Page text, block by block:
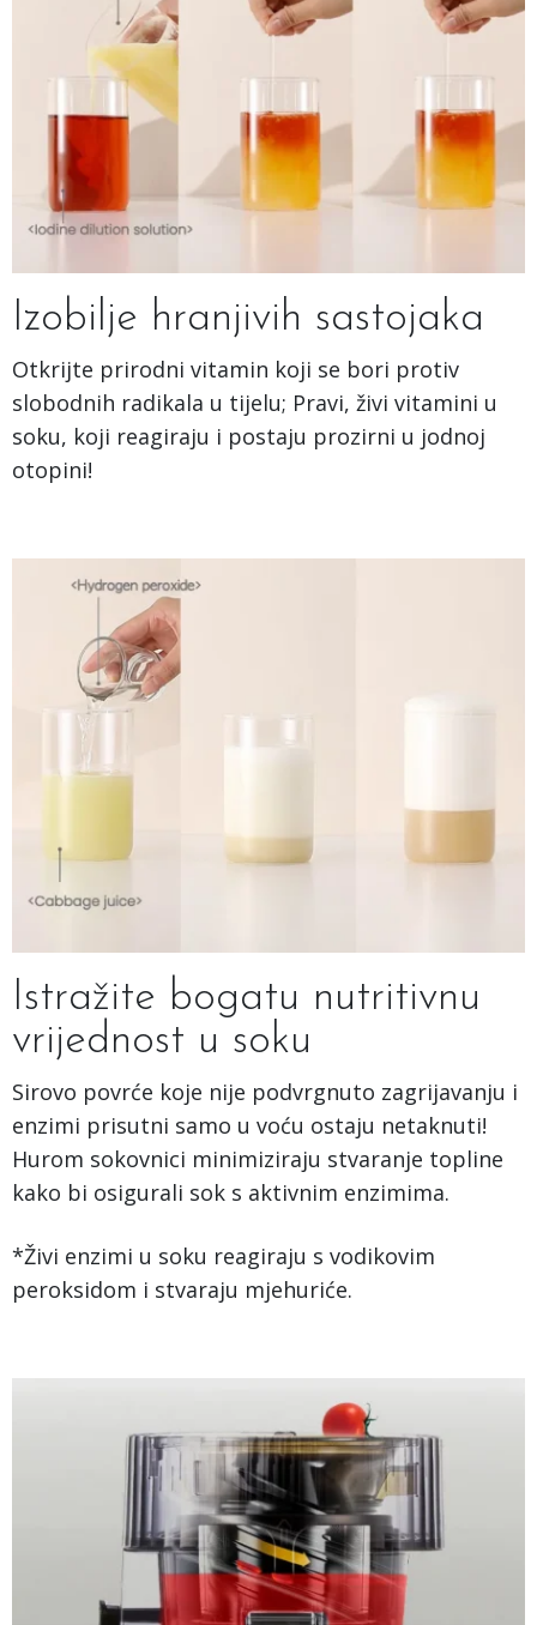
Izobilje hranjivih sastojaka
Otkrijte prirodni vitamin koji se bori protiv
slobodnih radikala u tijelu; Pravi, živi vitamini u
soku, koji reagiraju i postaju prozirni u jodnoj
otopini!
Istražite bogatu nutritivnu
vrijednost u soku
Sirovo povrće koje nije podvrgnuto zagrijavanju i
enzimi prisutni samo u voću ostaju netaknuti!
Hurom sokovnici minimiziraju stvaranje topline
kako bi osigurali sok s aktivnim enzimima.
*Živi enzimi u soku reagiraju s vodikovim
peroksidom i stvaraju mjehuriće.